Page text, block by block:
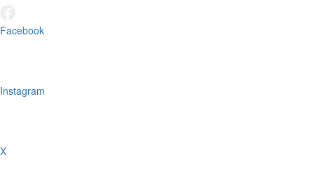
Facebook
Instagram
X